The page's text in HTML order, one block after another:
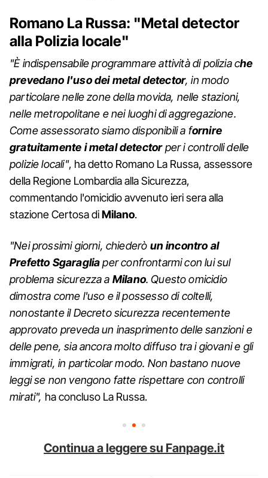
Romano La Russa: "Metal detector
alla Polizia locale"
"È indispensabile programmare attività di polizia che
prevedano l'uso dei metal detector, in modo
particolare nelle zone della movida, nelle stazioni,
nelle metropolitane e nei luoghi di aggregazione.
Come assessorato siamo disponibili a fornire
gratuitamente i metal detectorper i controlli delle
polizie locali", ha detto Romano La Russa, assessore
della Regione Lombardia alla Sicurezza,
commentando l'omicidio avvenuto ieri sera alla
stazione Certosa diMilano.
"Nei prossimi giorni, chiederò un incontro al
Prefetto Sgaragliaper confrontarmi con lui sul
problema sicurezza a Milano. Questo omicidio
dimostra come l'uso e il possesso di coltelli,
nonostante il Decreto sicurezza recentemente
approvato preveda un inasprimento delle sanzioni e
delle pene, sia ancora molto diffuso tra i giovani e gli
immigrati, in particolar modo. Non bastano nuove
leggi se non vengono fatte rispettare con controlli
mirati", ha concluso La Russa.
Continua a leggere su Fanpage.it